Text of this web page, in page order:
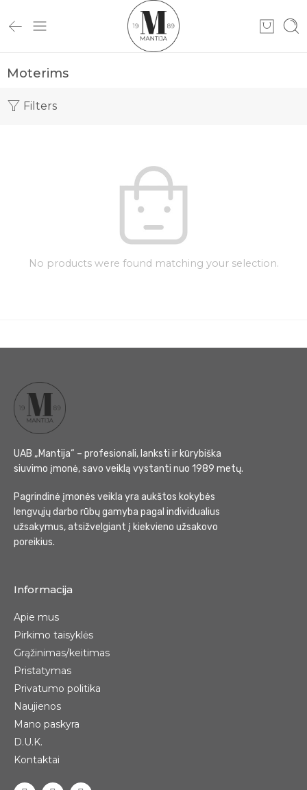
Moterims
Filters
No products were found matching your selection.
UAB „Mantija“ – profesionali, lanksti ir kūrybiška
siuvimo įmonė, savo veiklą vystanti nuo 1989 metų.
Pagrindinė įmonės veikla yra aukštos kokybės
lengvųjų darbo rūbų gamyba pagal individualius
užsakymus, atsižvelgiant į kiekvieno užsakovo
poreikius.
Informacija
Apie mus
Pirkimo taisyklės
Grąžinimas/keitimas
Pristatymas
Privatumo politika
Naujienos
Mano paskyra
D.U.K.
Kontaktai